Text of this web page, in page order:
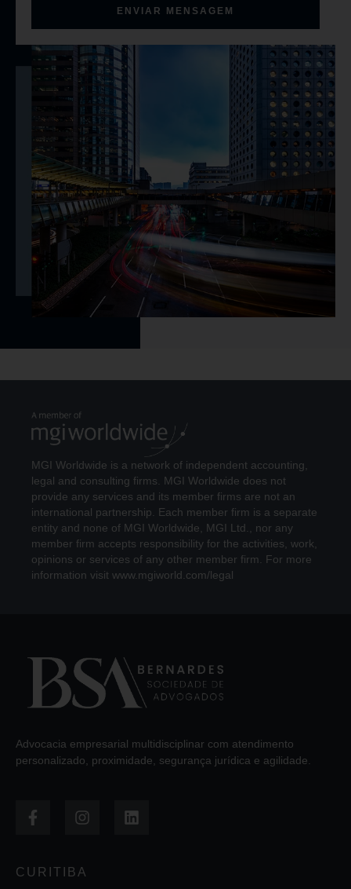
ENVIAR MENSAGEM
MGI Worldwide is a network of independent accounting,
legal and consulting firms. MGI Worldwide does not
provide any services and its member firms are not an
international partnership. Each member firm is a separate
entity and none of MGI Worldwide, MGI Ltd., nor any
member firm accepts responsibility for the activities, work,
opinions or services of any other member firm. For more
information visit www.mgiworld.com/legal
Advocacia empresarial multidisciplinar com atendimento
personalizado, proximidade, segurança jurídica e agilidade.
CURITIBA